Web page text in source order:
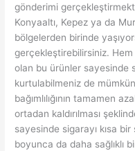
gönderimi
Konyaaltı, Kepez ya da
bölgelerden birinde
gerçekleştirebilirsiniz.
olan bu ürünler sayesinde
kurtulabilmeniz de
bağımlılığının tamamen
ortadan kaldırılması
sayesinde sigarayı kısa bir
boyunca da daha sağlıklı